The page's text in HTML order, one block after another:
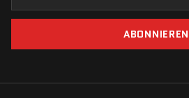
ABONNIEREN